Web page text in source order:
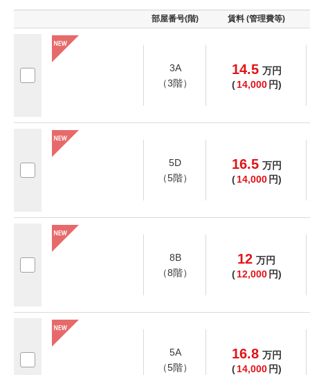
部屋番号(階) 賃料 (管理費等)
3A
（3階）
14.5 万円
( 14,000 円)
5D
（5階）
16.5 万円
( 14,000 円)
8B
（8階）
12 万円
( 12,000 円)
5A
（5階）
16.8 万円
( 14,000 円)